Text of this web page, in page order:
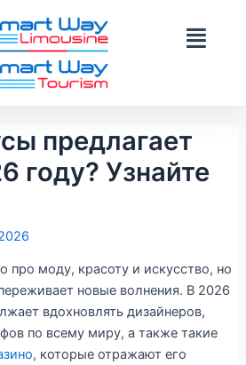
предлагает
году? Узнайте
про моду, красоту и искусство, но
новые волнения. В 2026
вдохновлять дизайнеров,
по всему миру, а также такие
, которые отражают его